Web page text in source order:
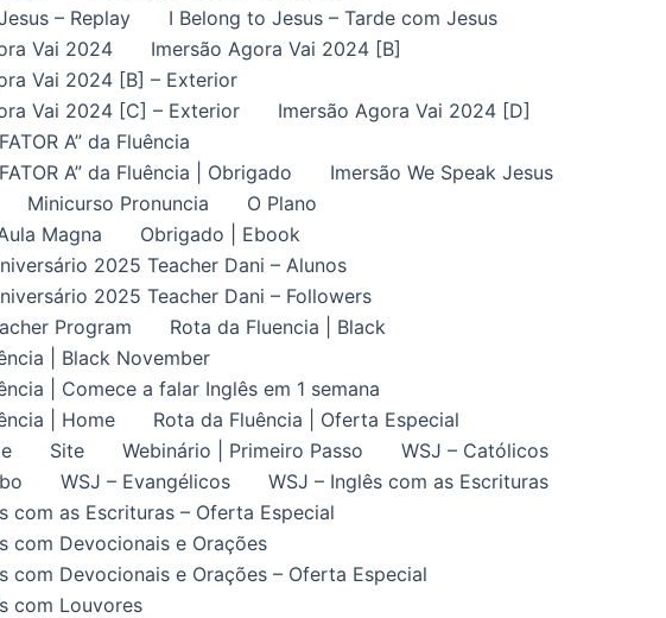
– Replay
I Belong to Jesus – Tarde com Jesus
Vai 2024
Imersão Agora Vai 2024 [B]
Vai 2024 [B] – Exterior
Vai 2024 [C] – Exterior
Imersão Agora Vai 2024 [D]
A” da Fluência
A” da Fluência | Obrigado
Imersão We Speak Jesus
Minicurso Pronuncia
O Plano
Magna
Obrigado | Ebook
2025 Teacher Dani – Alunos
2025 Teacher Dani – Followers
Program
Rota da Fluencia | Black
| Black November
| Comece a falar Inglês em 1 semana
| Home
Rota da Fluência | Oferta Especial
Site Webinário | Primeiro Passo
WSJ – Católicos
WSJ – Evangélicos
WSJ – Inglês com as Escrituras
com as Escrituras – Oferta Especial
com Devocionais e Orações
com Devocionais e Orações – Oferta Especial
com Louvores